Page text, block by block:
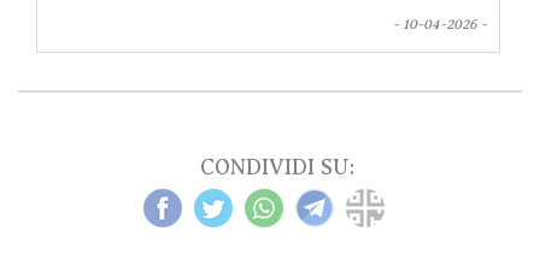
- 10-04-2026 -
CONDIVIDI SU: